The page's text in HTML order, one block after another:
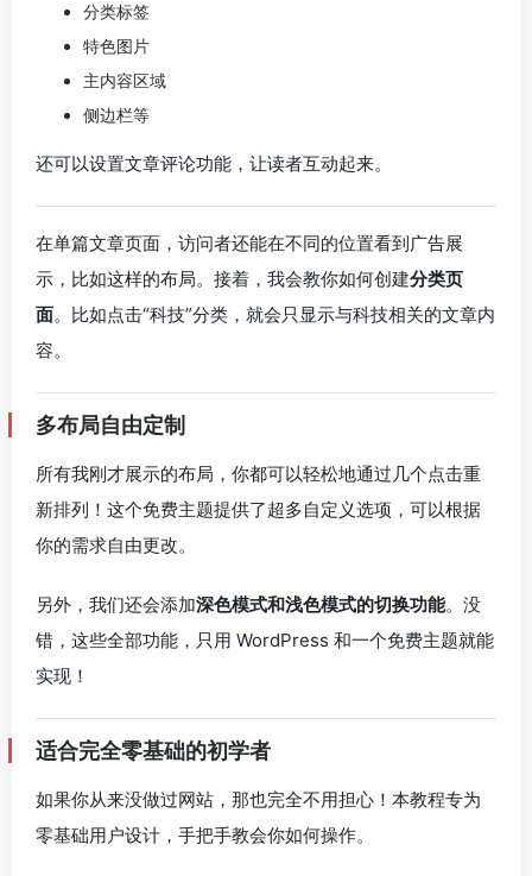
分类标签
特色图片
主内容区域
侧边栏等
还可以设置文章评论功能，让读者互动起来。
在单篇文章页面，访问者还能在不同的位置看到广告展
示，比如这样的布局。接着，我会教你如何创建分类页
面。比如点击“科技”分类，就会只显示与科技相关的文章内
容。
多布局自由定制
所有我刚才展示的布局，你都可以轻松地通过几个点击重
新排列！这个免费主题提供了超多自定义选项，可以根据
你的需求自由更改。
另外，我们还会添加深色模式和浅色模式的切换功能。没
错，这些全部功能，只用 WordPress 和一个免费主题就能
实现！
适合完全零基础的初学者
如果你从来没做过网站，那也完全不用担心！本教程专为
零基础用户设计，手把手教会你如何操作。